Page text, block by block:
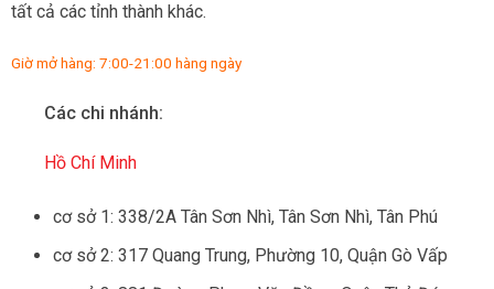
tất cả các tỉnh thành khác.
Giờ mở hàng: 7:00-21:00 hàng ngày
Các chi nhánh:
Hồ Chí Minh
cơ sở 1: 338/2A Tân Sơn Nhì, Tân Sơn Nhì, Tân Phú
cơ sở 2: 317 Quang Trung, Phường 10, Quận Gò Vấp